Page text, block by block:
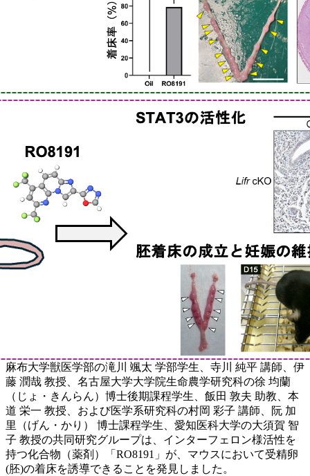
麻布大学獣医学部の滝川 颯太 学部学生、寺川 純平 講師、伊
藤 潤哉 教授、名古屋大学大学院生命農学研究科の徐 均蘭
（じょ・きんらん）博士後期課程学生、飯田 敦夫 助教、本
道 栄一 教授、および医学系研究科の村岡 彩子 講師、阮 加
里（げん・かり） 博士課程学生、愛知医科大学の大須賀 智
子 教授の共同研究グループは、インターフェロン様活性を
持つ化合物（薬剤）「RO8191」が、マウスにおいて受精卵
(胚)の着床を誘導できることを発見しました。